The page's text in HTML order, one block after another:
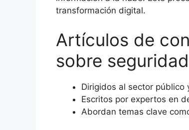
transformación digital.
Artículos de
sobre
Dirigidos al sector público
Escritos por expertos en
Abordan temas clave